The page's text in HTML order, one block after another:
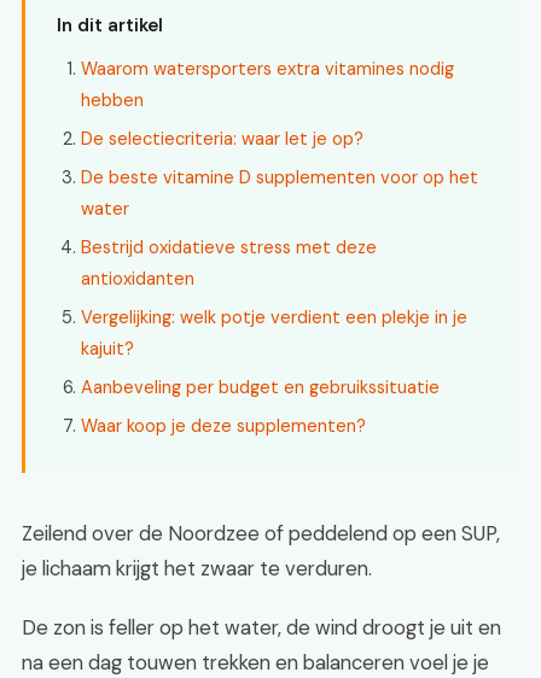
In dit artikel
Waarom watersporters extra vitamines nodig
hebben
De selectiecriteria: waar let je op?
De beste vitamine D supplementen voor op het
water
Bestrijd oxidatieve stress met deze
antioxidanten
Vergelijking: welk potje verdient een plekje in je
kajuit?
Aanbeveling per budget en gebruikssituatie
Waar koop je deze supplementen?
Zeilend over de Noordzee of peddelend op een SUP,
je lichaam krijgt het zwaar te verduren.
De zon is feller op het water, de wind droogt je uit en
na een dag touwen trekken en balanceren voel je je